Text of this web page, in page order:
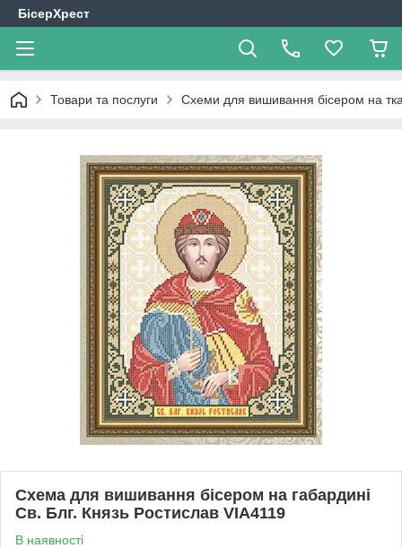
БісерХрест
Товари та послуги Схеми для вишивання бісером на
Схема для вишивання бісером на габардині
Св. Блг. Князь Ростислав VIA4119
В наявності